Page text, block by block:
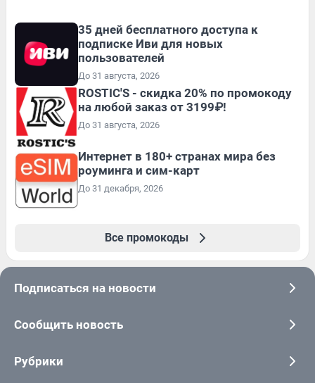
35 дней бесплатного доступа к
подписке Иви для новых
пользователей
До 31 августа, 2026
ROSTIC'S - скидка 20% по промокоду
на любой заказ от 3199₽!
До 31 августа, 2026
Интернет в 180+ странах мира без
роуминга и сим-карт
До 31 декабря, 2026
Все промокоды
Подписаться на новости
Сообщить новость
Рубрики